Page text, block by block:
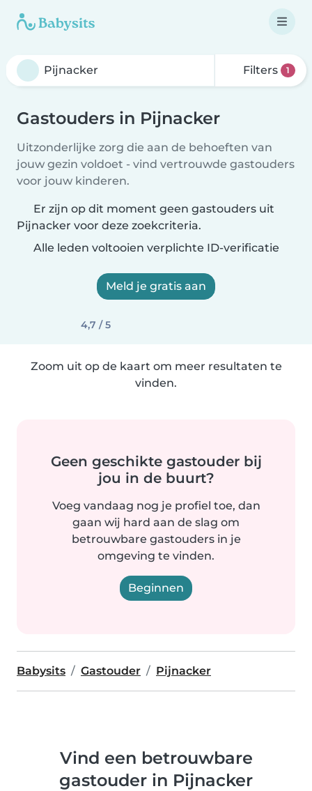
Filters 1
Gastouders in Pijnacker
Uitzonderlijke zorg die aan de behoeften van
jouw gezin voldoet - vind vertrouwde gastouders
voor jouw kinderen.
Er zijn op dit moment geen gastouders uit
Pijnacker voor deze zoekcriteria.
Alle leden voltooien verplichte ID-verificatie
Meld je gratis aan
4,7 / 5
Zoom uit op de kaart om meer resultaten te
vinden.
Geen geschikte gastouder bij
jou in de buurt?
Voeg vandaag nog je profiel toe, dan
gaan wij hard aan de slag om
betrouwbare gastouders in je
omgeving te vinden.
Beginnen
Babysits Gastouder Pijnacker
Vind een betrouwbare
gastouder in Pijnacker